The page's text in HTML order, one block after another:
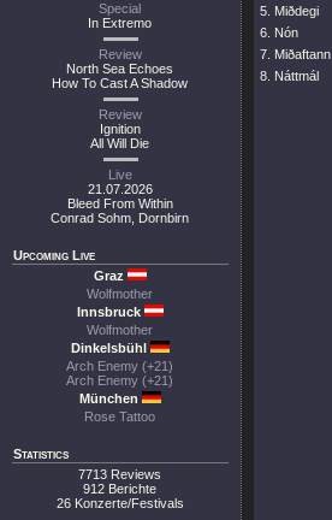
Special
In Extremo
Review
North Sea Echoes
How To Cast A Shadow
Review
Ignition
All Will Die
Live
21.07.2026
Bleed From Within
Conrad Sohm, Dornbirn
Upcoming Live
Graz
Wolfmother
Innsbruck
Wolfmother
Dinkelsbühl
Arch Enemy (+21)
Arch Enemy (+21)
München
Rose Tattoo
Statistics
7713 Reviews
912 Berichte
26 Konzerte/Festivals
5. Miðdegi
6. Nón
7. Miðaftann
8. Náttmál